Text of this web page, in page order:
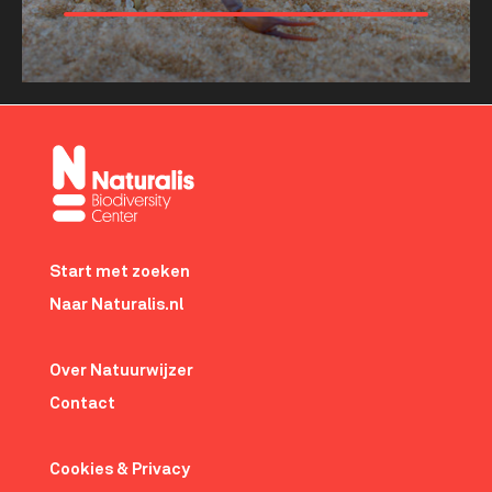
Meer tonenabout
menu
Start met zoeken
Naar Naturalis.nl
Over Natuurwijzer
Contact
Cookies & Privacy